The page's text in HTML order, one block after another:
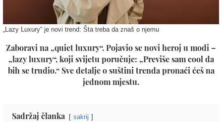
„Lazy Luxury“ je novi trend: Šta treba da znaš o njemu
Zaboravi na „quiet luxury“. Pojavio se novi heroj u modi –
„lazy luxury“, koji svijetu poručuje: „Previše sam cool da
bih se trudio.“ Sve detalje o suštini trenda pronaći ćeš na
jednom mjestu.
Sadržaj članka sakrij